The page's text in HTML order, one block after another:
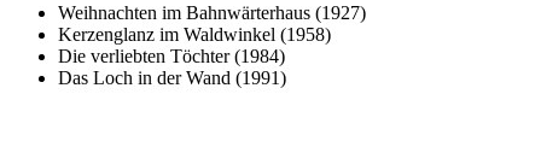
Weihnachten im Bahnwärterhaus (1927)
Kerzenglanz im Waldwinkel (1958)
Die verliebten Töchter (1984)
Das Loch in der Wand (1991)